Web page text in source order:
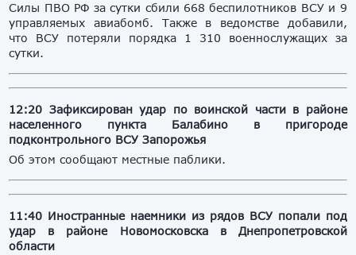
Силы ПВО РФ за сутки сбили 668 беспилотников ВСУ и 9
управляемых авиабомб. Также в ведомстве добавили,
что ВСУ потеряли порядка 1 310 военнослужащих за
сутки.
12:20 Зафиксирован удар по воинской части в районе
населенного пункта Балабино в пригороде
подконтрольного ВСУ Запорожья
Об этом сообщают местные паблики.
11:40 Иностранные наемники из рядов ВСУ попали под
удар в районе Новомосковска в Днепропетровской
области